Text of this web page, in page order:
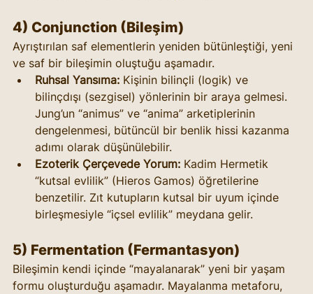
4) Conjunction (Bileşim)
Ayrıştırılan saf elementlerin yeniden bütünleştiği, yeni
ve saf bir bileşimin oluştuğu aşamadır.
Ruhsal Yansıma: Kişinin bilinçli (logik) ve
bilinçdışı (sezgisel) yönlerinin bir araya gelmesi.
Jung’un “animus” ve “anima” arketiplerinin
dengelenmesi, bütüncül bir benlik hissi kazanma
adımı olarak düşünülebilir.
Ezoterik Çerçevede Yorum: Kadim Hermetik
“kutsal evlilik” (Hieros Gamos) öğretilerine
benzetilir. Zıt kutupların kutsal bir uyum içinde
birleşmesiyle “içsel evlilik” meydana gelir.
5) Fermentation (Fermantasyon)
Bileşimin kendi içinde “mayalanarak” yeni bir yaşam
formu oluşturduğu aşamadır. Mayalanma metaforu,